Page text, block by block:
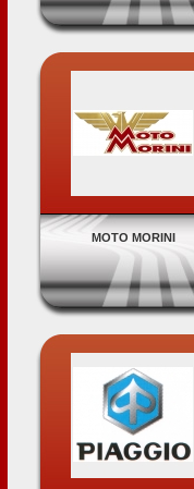
MOTO MORINI